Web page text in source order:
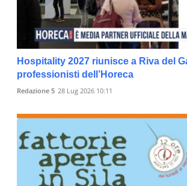
Hospitality 2027 riunisce a Riva del
professionisti dell’Horeca
Redazione 5 28 Lug 2026 10:11